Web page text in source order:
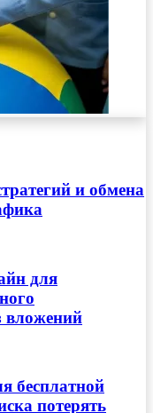
и обмена
для
вложений
бесплатной
потерять